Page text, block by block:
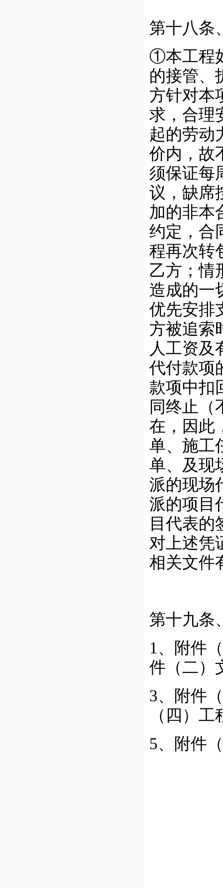
第十八条
①本工程
的接管、
方针对本
求，合理
起的劳动
价内，故
须保证每
议，缺席
加的非本
约定，合
程再次转
乙方；情
造成的一
优先安排
方被追索
人工资及
代付款项
款项中扣
同终止（
在，因此
单、施工
单、及现
派的现场
派的项目
目代表的
对上述凭
相关文件
第十九条
1、附件
件（二）
3、附
（四）
5、附件